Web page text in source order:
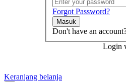
Forgot Password?
Masuk
Don't have an
Login
Keranjang belanja